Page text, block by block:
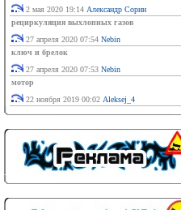
2 мая 2020 19:14 Александр Сорин
рециркуляция выхлопных газов
27 апреля 2020 07:54 Nebin
ключ и брелок
27 апреля 2020 07:53 Nebin
мотор
22 ноября 2019 00:02 Aleksej_4